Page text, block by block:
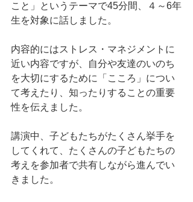
こと」というテーマで45分間、４～6年
生を対象に話しました。
内容的にはストレス・マネジメントに
近い内容ですが、自分や友達のいのち
を大切にするために「こころ」につい
て考えたり、知ったりすることの重要
性を伝えました。
講演中、子どもたちがたくさん挙手を
してくれて、たくさんの子どもたちの
考えを参加者で共有しながら進んでい
きました。